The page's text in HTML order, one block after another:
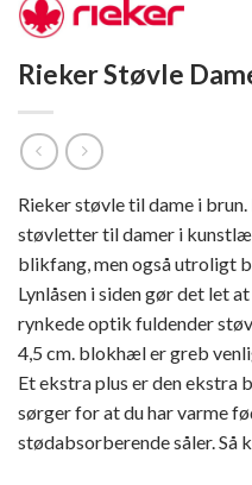
Rieker Støvle
Rieker støvle til dame i
støvletter til damer i
blikfang, men også utroligt
Lynlåsen i siden gør det let
rynkede optik fuldender
4,5 cm. blokhæl er greb
Et ekstra plus er den
sørger for at du har varme
stødabsorberende såler. Så